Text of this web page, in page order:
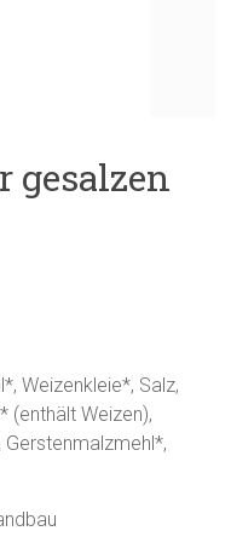
gesalzen
Weizenkleie*, Salz,
(enthält Weizen),